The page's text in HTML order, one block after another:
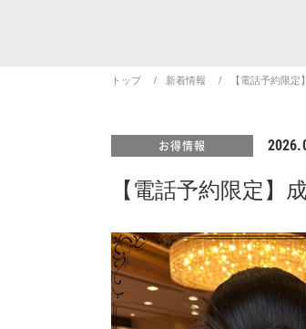
トップ 新着情報 【電話予約限
お得情報
【電話予約限定】